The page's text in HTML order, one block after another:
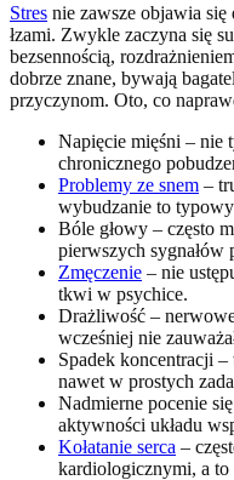
Stres nie zawsze objawia
łzami. Zwykle zaczyna się
bezsennością,
dobrze znane, bywają
przyczynom. Oto, co
Napięcie mięśni – nie
chronicznego
Problemy ze snem –
wybudzanie to typowy
Bóle głowy – często
pierwszych sygnałów
Zmęczenie – nie
tkwi w psychice.
Drażliwość –
wcześniej nie
Spadek koncentracji
nawet w prostych
Nadmierne pocenie
aktywności układu
Kołatanie serca –
kardiologicznymi, a to